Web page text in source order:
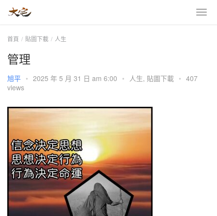
首頁 貼圖下載 人生
管理
旭平 • 2025 年 5 月 31 日 am 6:00 • 人生, 貼圖下載 • 407
views